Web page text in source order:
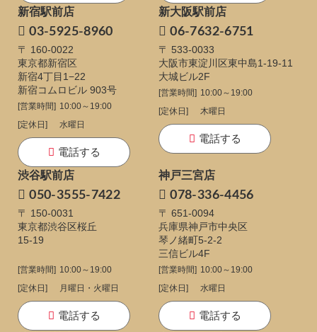
新宿駅前店
03-5925-8960
〒 160-0022
東京都新宿区
新宿4丁目1−22
新宿コムロビル 903号
[営業時間] 10:00～19:00
[定休日]
水曜日
電話する
新大阪駅前店
06-7632-6751
〒 533-0033
大阪市東淀川区東中島1-19-11
大城ビル2F
[営業時間] 10:00～19:00
[定休日]
木曜日
電話する
渋谷駅前店
050-3555-7422
〒 150-0031
東京都渋谷区桜丘
15-19
[営業時間] 10:00～19:00
[定休日]
月曜日・火曜日
電話する
神戸三宮店
078-336-4456
〒 651-0094
兵庫県神戸市中央区
琴ノ緒町5-2-2
三信ビル4F
[営業時間] 10:00～19:00
[定休日]
水曜日
電話する